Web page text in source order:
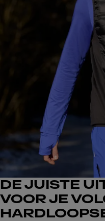
DE JUISTE
VOOR JE